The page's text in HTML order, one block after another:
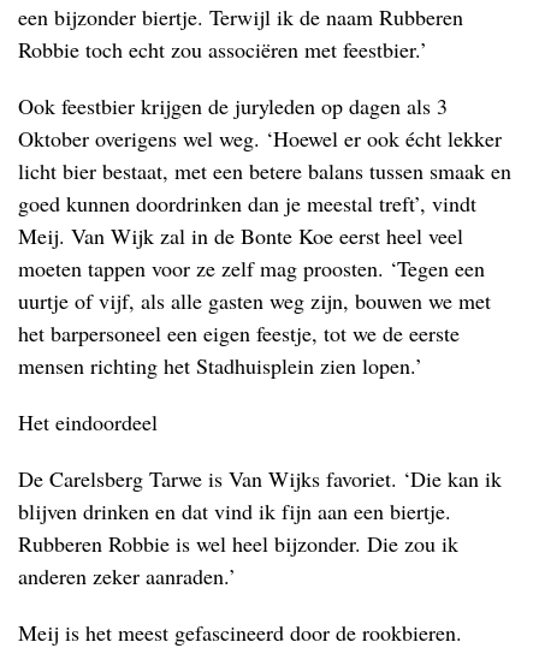
een bijzonder biertje. Terwijl ik de naam Rubberen
Robbie toch echt zou associëren met feestbier.’
Ook feestbier krijgen de juryleden op dagen als 3
Oktober overigens wel weg. ‘Hoewel er ook écht lekker
licht bier bestaat, met een betere balans tussen smaak en
goed kunnen doordrinken dan je meestal treft’, vindt
Meij. Van Wijk zal in de Bonte Koe eerst heel veel
moeten tappen voor ze zelf mag proosten. ‘Tegen een
uurtje of vijf, als alle gasten weg zijn, bouwen we met
het barpersoneel een eigen feestje, tot we de eerste
mensen richting het Stadhuisplein zien lopen.’
Het eindoordeel
De Carelsberg Tarwe is Van Wijks favoriet. ‘Die kan ik
blijven drinken en dat vind ik fijn aan een biertje.
Rubberen Robbie is wel heel bijzonder. Die zou ik
anderen zeker aanraden.’
Meij is het meest gefascineerd door de rookbieren.